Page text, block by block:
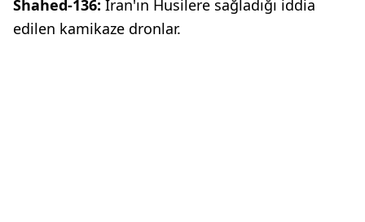
Shahed-136: İran'ın Husilere sağladığı iddia
edilen kamikaze dronlar.